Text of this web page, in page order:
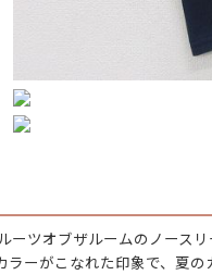
ーツオブザルームのノース
ーがこなれた印象で、夏